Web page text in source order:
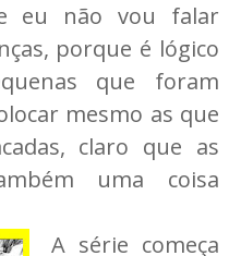
eu não vou falar
porque é lógico
que foram
mesmo as que
claro que as
uma coisa
A série começa